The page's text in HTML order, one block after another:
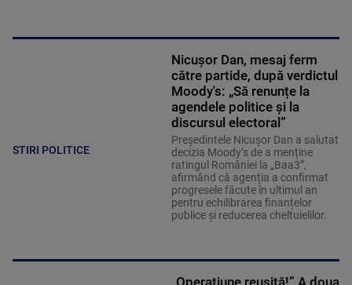
STIRI POLITICE
Nicușor Dan, mesaj ferm
către partide, după verdictul
Moody's: „Să renunțe la
agendele politice şi la
discursul electoral”
Președintele Nicușor Dan a salutat
decizia Moody’s de a menține
ratingul României la „Baa3”,
afirmând că agenția a confirmat
progresele făcute în ultimul an
pentru echilibrarea finanțelor
publice și reducerea cheltuielilor.
„Operațiune reușită!” A doua